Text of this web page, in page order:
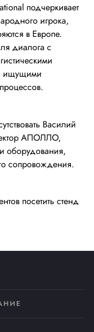
подчеркивает
игрока,
в Европе.
диалога с
ищущими
Василий
АПОЛЛО,
оборудования,
сопровождения.
посетить стенд